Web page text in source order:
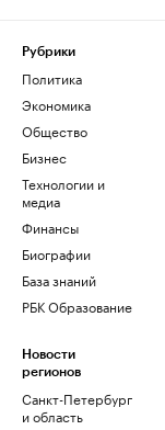
Рубрики
Политика
Экономика
Общество
Бизнес
Технологии и
медиа
Финансы
Биографии
База знаний
РБК Образование
Новости
регионов
Санкт-Петербург
и область